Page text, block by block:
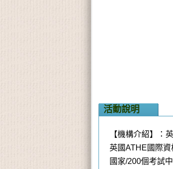
活動說明
【機構介紹】：
英國ATHE國際
國家/200個考試